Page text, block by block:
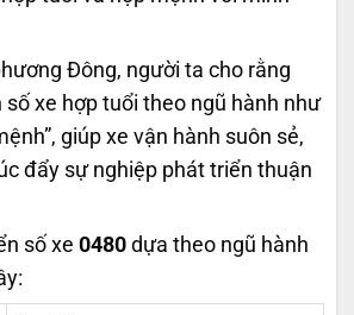
Đông, người ta cho rằng
số xe hợp tuổi theo ngũ hành như
giúp xe vận hành suôn sẻ,
đẩy sự nghiệp phát triển thuận
số xe 0480 dựa theo ngũ hành